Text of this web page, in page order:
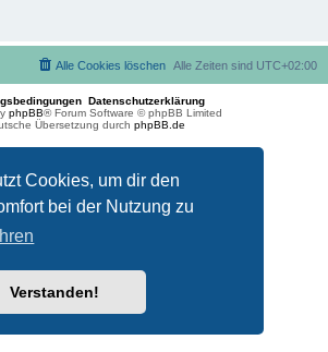
Cookies, um dir den
bei der Nutzung zu
Verstanden!
Alle Zeiten sind UTC+02:00
Alle Cookies löschen
Datenschutzerklärung
phpBB® Forum Software © phpBB Limited
Übersetzung durch phpBB.de